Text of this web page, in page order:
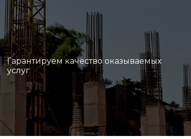
Гарантируем качество оказываемых
услуг